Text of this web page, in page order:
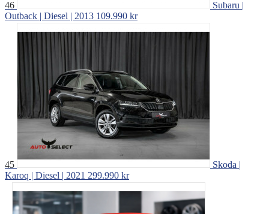
46
Subaru |
Outback | Diesel | 2013 109.990 kr
45
Skoda |
Karoq | Diesel | 2021 299.990 kr